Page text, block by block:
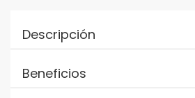
Descripción
Beneficios